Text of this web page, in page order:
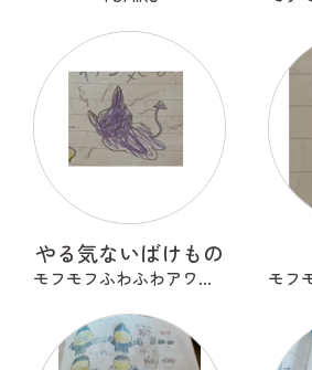
やる気ないばけもの
モフモフふわふわアワアワ